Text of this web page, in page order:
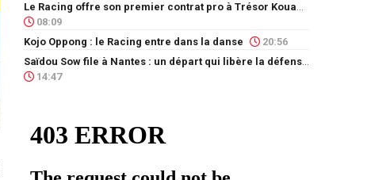
08:09
Kojo Oppong : le Racing entre dans la danse
20:56
14:47